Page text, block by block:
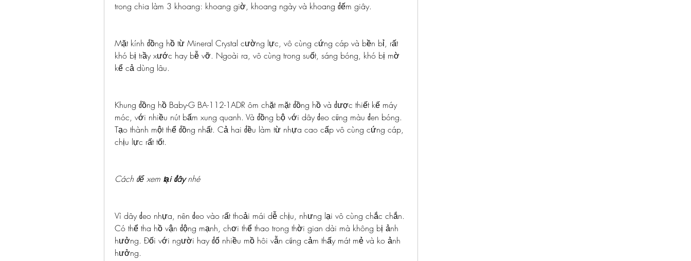
trong chia làm 3 khoang: khoang giờ, khoang ngày và khoang đếm giây.
Mặt kính đồng hồ từ Mineral Crystal cường lực, vô cùng cứng cáp và bền bỉ, rất
khó bị trầy xước hay bễ vỡ. Ngoài ra, vô cùng trong suốt, sáng bóng, khó bị mờ
kể cả dùng lâu.
Khung đồng hồ Baby-G BA-112-1ADR ôm chặt mặt đồng hồ và được thiết kế máy
móc, với nhiều nút bấm xung quanh. Và đồng bộ với dây đeo cũng màu đen bóng.
Tạo thành một thể đồng nhất. Cả hai đều làm từ nhựa cao cấp vô cùng cứng cáp,
chịu lực rất tốt.
Cách để xem tại đây nhé
Vì dây đeo nhựa, nên đeo vào rất thoải mái dễ chịu, nhưng lại vô cùng chắc chắn.
Có thể tha hồ vận động mạnh, chơi thể thao trong thời gian dài mà không bị ảnh
hưởng. Đối với người hay đổ nhiều mồ hôi vẫn cũng cảm thấy mát mẻ và ko ảnh
hưởng.